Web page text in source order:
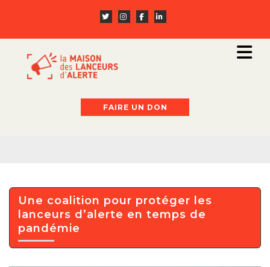
FAIRE UN DON
Une coalition pour protéger les
lanceurs d’alerte en temps de
pandémie